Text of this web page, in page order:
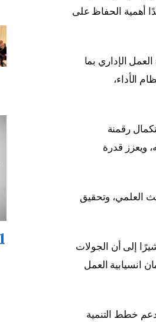
أهمية الحفاظ على
الإداري بما
انتظام الأداء،
رقمنة
ويعزز قدرة
العلمي، وتحقيق
إلى أن الجولات
انسيابية العمل
خطط التنمية